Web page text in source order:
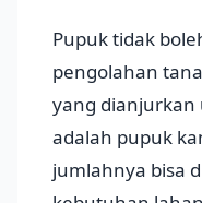
Pupuk tidak
pengolahan
yang
adalah pupuk
jumlahnya bisa